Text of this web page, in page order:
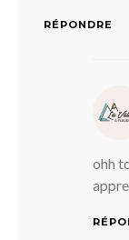
RÉPONDRE
ohh